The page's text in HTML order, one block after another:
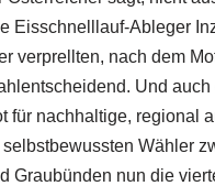
Eisschnelllauf-Ableger
verprellten, nach dem
Und
für nachhaltige,
Wähler
Graubünden nun die